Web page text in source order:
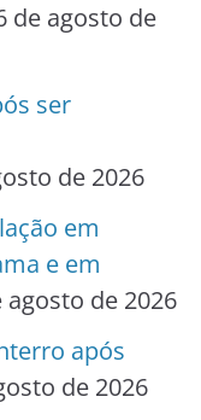
de agosto de
ser
de 2026
em
e em
agosto de 2026
após
de 2026